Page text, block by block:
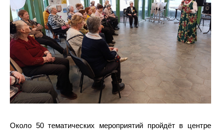
Около 50 тематических мероприятий пройдёт в центре